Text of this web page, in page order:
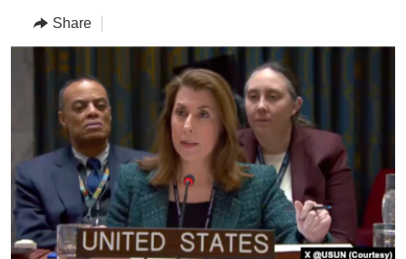
Navigation
REGIONS
AFRICA
AMERICAS
ASIA
EUROPE
MIDDLE EAST
TOPICS
HUMAN RIGHTS
SECURITY AND DEFENSE
AID AND DEVELOPMENT
DEMOCRACY AND GOVERNANCE
ECONOMY AND TRADE
ENVIRONMENT AND HEALTH
ARCHIVE
ABOUT US
FOLLOW US
Share